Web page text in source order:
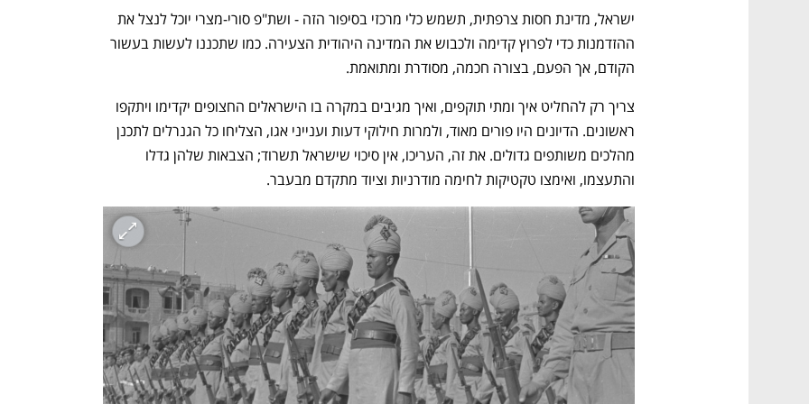
הקודם, אך הפעם, בצורה חכמה, מסודרת ומתואמת.
והתעצמו, ואימצו טקטיקות לחימה מודרניות וציוד מתקדם מבעבר.